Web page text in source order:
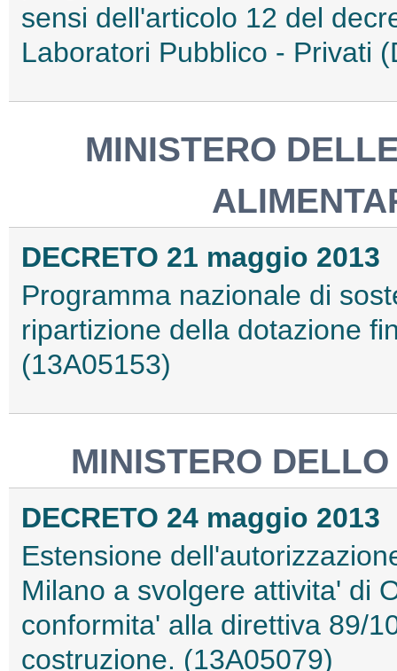
sensi dell'articolo 12 del
Laboratori Pubblico - Privati
MINISTERO
DECRETO 21 maggio 2013
Programma nazionale di
ripartizione della dotazione
(13A05153)
MINISTERO
DECRETO 24 maggio 2013
Estensione
Milano a svolgere attivita' di
conformita' alla direttiva 89/
costruzione. (13A05079)